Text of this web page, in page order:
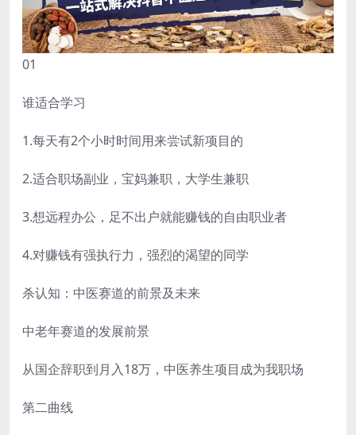
01
谁适合学习
1.每天有2个小时时间用来尝试新项目的
2.适合职场副业，宝妈兼职，大学生兼职
3.想远程办公，足不出户就能赚钱的自由职业者
4.对赚钱有强执行力，强烈的渴望的同学
杀认知：中医赛道的前景及未来
中老年赛道的发展前景
从国企辞职到月入18万，中医养生项目成为我职场
第二曲线